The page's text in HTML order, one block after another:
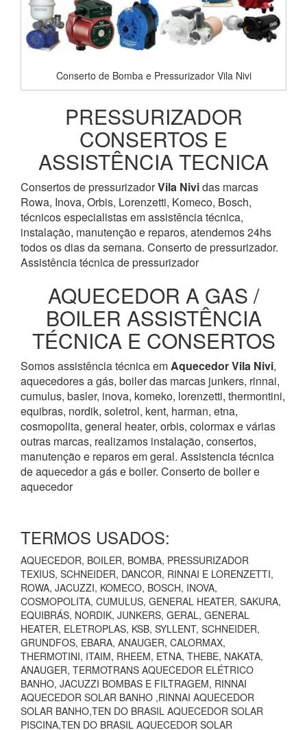
Conserto de Bomba e Pressurizador Vila Nivi
PRESSURIZADOR
CONSERTOS E
ASSISTÊNCIA TECNICA
Consertos de pressurizadorVila Nividas marcas
Rowa, Inova, Orbis, Lorenzetti, Komeco, Bosch,
técnicos especialistas em assistência técnica,
instalação, manutenção e reparos, atendemos 24hs
todos os dias da semana. Conserto de pressurizador.
Assistência técnica de pressurizador
AQUECEDOR A GAS /
BOILER ASSISTÊNCIA
TÉCNICA E CONSERTOS
Somos assistência técnica emAquecedorVila Nivi,
aquecedores a gás, boiler das marcas junkers, rinnai,
cumulus, basler, inova, komeko, lorenzetti, thermontini,
equibras, nordik, soletrol, kent, harman, etna,
cosmopolita, general heater, orbis, colormax e várias
outras marcas, realizamos instalação, consertos,
manutenção e reparos em geral. Assistencia técnica
de aquecedor a gás e boiler. Conserto de boiler e
aquecedor
TERMOS USADOS:
AQUECEDOR, BOILER, BOMBA, PRESSURIZADOR
TEXIUS, SCHNEIDER, DANCOR, RINNAI E LORENZETTI,
ROWA, JACUZZI, KOMECO, BOSCH, INOVA,
COSMOPOLITA, CUMULUS, GENERAL HEATER, SAKURA,
EQUIBRÁS, NORDIK, JUNKERS, GERAL, GENERAL
HEATER, ELETROPLAS, KSB, SYLLENT, SCHNEIDER,
GRUNDFOS, EBARA, ANAUGER, CALORMAX,
THERMOTINI, ITAIM, RHEEM, ETNA, THEBE, NAKATA,
ANAUGER, TERMOTRANS AQUECEDOR ELÉTRICO
BANHO, JACUZZI BOMBAS E FILTRAGEM, RINNAI
AQUECEDOR SOLAR BANHO ,RINNAI AQUECEDOR
SOLAR BANHO,TEN DO BRASIL AQUECEDOR SOLAR
PISCINA,TEN DO BRASIL AQUECEDOR SOLAR